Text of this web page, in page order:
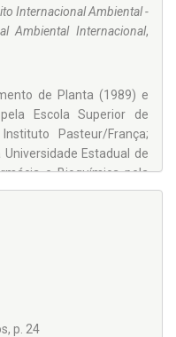
Internacional Ambiental -
Ambiental Internacional,
de Planta (1989) e
Escola Superior de
Pasteur/França;
Estadual de
e Bioquímica pela
p. 24